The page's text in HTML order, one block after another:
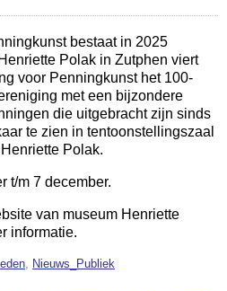
bestaat in 2025
Polak in Zutphen viert
voor Penningkunst het 100-
met een bijzondere
die uitgebracht zijn sinds
te zien in tentoonstellingszaal
Polak.
t/m 7 december.
van museum Henriette
informatie.
, Nieuws_Publiek